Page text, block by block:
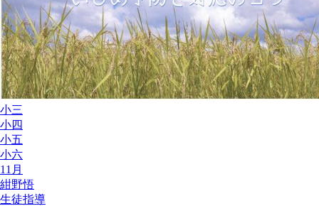
小三
小四
小五
小六
11月
紺野悟
生徒指導